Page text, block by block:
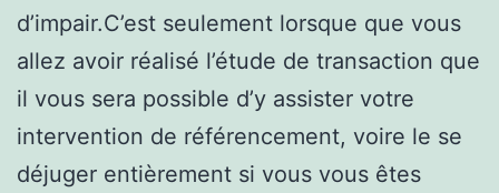
d’impair.C’est seulement lorsque que vous
allez avoir réalisé l’étude de transaction que
il vous sera possible d’y assister votre
intervention de référencement, voire le se
déjuger entièrement si vous vous êtes